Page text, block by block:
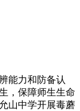
能力和防备认
，保障师生生命
山中学开展毒蘑